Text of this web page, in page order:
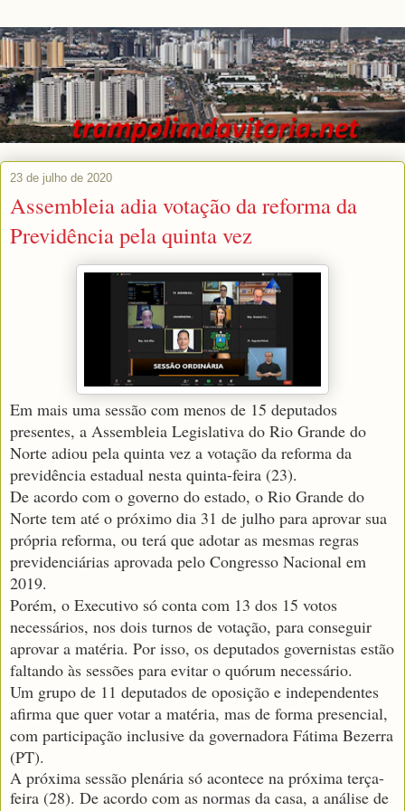
23 de julho de 2020
Assembleia adia votação da reforma da
Previdência pela quinta vez
Em mais uma sessão com menos de 15 deputados
presentes, a Assembleia Legislativa do Rio Grande do
Norte adiou pela quinta vez a votação da reforma da
previdência estadual nesta quinta-feira (23).
De acordo com o governo do estado, o Rio Grande do
Norte tem até o próximo dia 31 de julho para aprovar sua
própria reforma, ou terá que adotar as mesmas regras
previdenciárias aprovada pelo Congresso Nacional em
2019.
Porém, o Executivo só conta com 13 dos 15 votos
necessários, nos dois turnos de votação, para conseguir
aprovar a matéria. Por isso, os deputados governistas estão
faltando às sessões para evitar o quórum necessário.
Um grupo de 11 deputados de oposição e independentes
afirma que quer votar a matéria, mas de forma presencial,
com participação inclusive da governadora Fátima Bezerra
(PT).
A próxima sessão plenária só acontece na próxima terça-
feira (28). De acordo com as normas da casa, a análise de